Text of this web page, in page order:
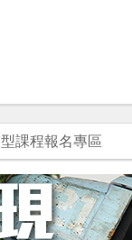
課程報名專區